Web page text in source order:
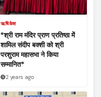
ऋषिकेश
*श्री राम मंदिर प्राण प्रतिष्ठा में
शामिल संदीप बक्शी को श्री
परशुराम महासभा ने किया
सम्मानित*
2 years ago